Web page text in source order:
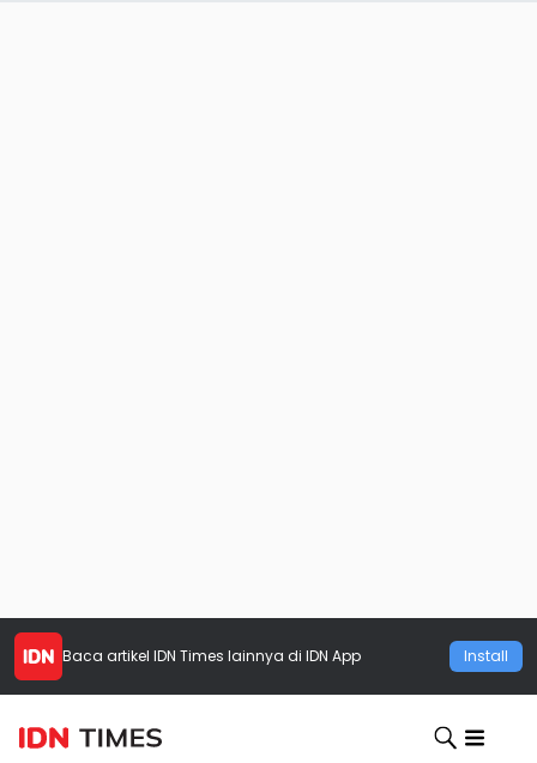
Baca artikel IDN Times lainnya di IDN App Install